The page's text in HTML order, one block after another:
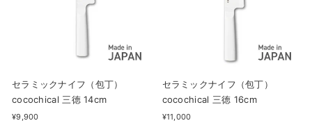
セラミックナイフ（包丁）
cocochical 三徳 14cm
¥9,900
セラミックナイフ（包丁）
cocochical 三徳 16cm
¥11,000